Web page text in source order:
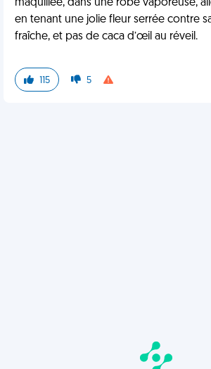
maquillée, dans une robe vaporeuse,
en tenant une jolie fleur serrée contre
fraîche, et pas de caca d’œil au réveil.
115 5